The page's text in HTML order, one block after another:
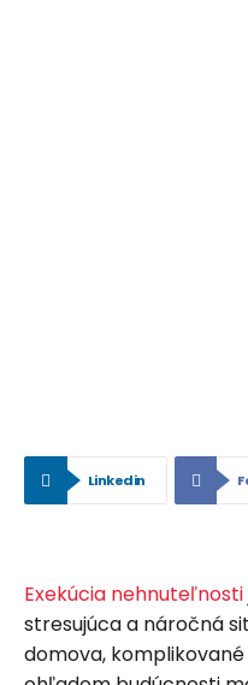
Linkedin
Exekúcia nehnuteľnosti
stresujúca a náročná
domova,